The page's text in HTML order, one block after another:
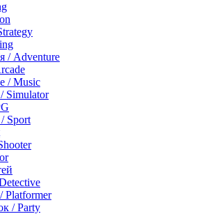
/ Adventure
/ Music
Simulator
Sport
Platformer
/ Party